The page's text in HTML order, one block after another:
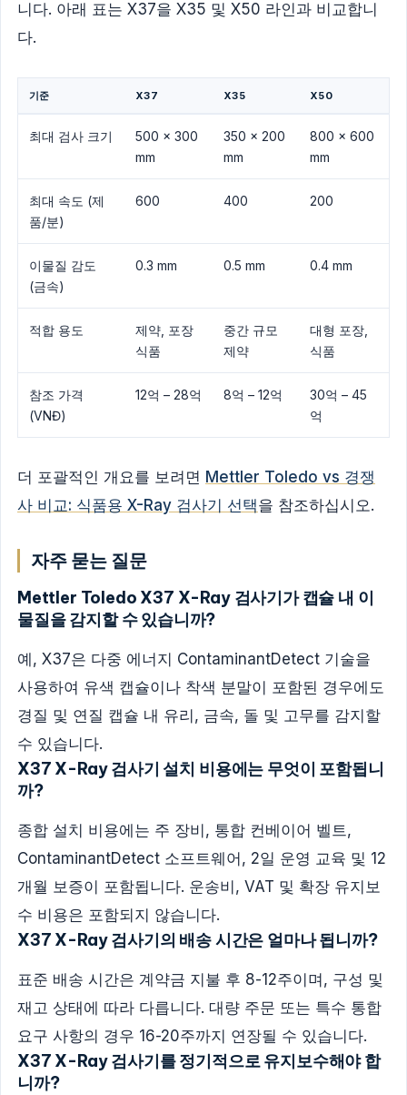
니다. 아래 표는 X37을 X35 및 X50 라인과 비교합니
다.
기준 X37 X35 X50
최대 검사 크기
500 x 300
mm
350 x 200
mm
800 x 600
mm
최대 속도 (제
품/분)
600 400 200
이물질 감도
(금속)
0.3 mm 0.5 mm 0.4 mm
적합 용도
제약, 포장
식품
중간 규모
제약
대형 포장,
식품
참조 가격
(VNĐ)
12억 – 28억 8억 – 12억
30억 – 45
억
더 포괄적인 개요를 보려면 Mettler Toledo vs 경쟁
사 비교: 식품용 X-Ray 검사기 선택을 참조하십시오.
자주 묻는 질문
Mettler Toledo X37 X-Ray 검사기가 캡슐 내 이
물질을 감지할 수 있습니까?
예, X37은 다중 에너지 ContaminantDetect 기술을
사용하여 유색 캡슐이나 착색 분말이 포함된 경우에도
경질 및 연질 캡슐 내 유리, 금속, 돌 및 고무를 감지할
수 있습니다.
X37 X-Ray 검사기 설치 비용에는 무엇이 포함됩니
까?
종합 설치 비용에는 주 장비, 통합 컨베이어 벨트,
ContaminantDetect 소프트웨어, 2일 운영 교육 및 12
개월 보증이 포함됩니다. 운송비, VAT 및 확장 유지보
수 비용은 포함되지 않습니다.
X37 X-Ray 검사기의 배송 시간은 얼마나 됩니까?
표준 배송 시간은 계약금 지불 후 8-12주이며, 구성 및
재고 상태에 따라 다릅니다. 대량 주문 또는 특수 통합
요구 사항의 경우 16-20주까지 연장될 수 있습니다.
X37 X-Ray 검사기를 정기적으로 유지보수해야 합
니까?